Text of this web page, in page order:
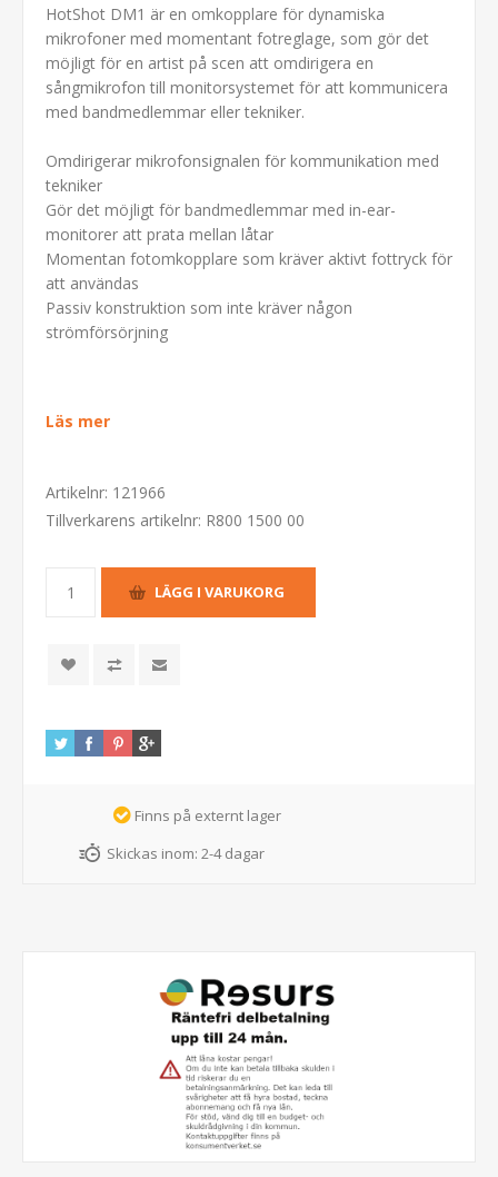
HotShot DM1 är en omkopplare för dynamiska
mikrofoner med momentant fotreglage, som gör det
möjligt för en artist på scen att omdirigera en
sångmikrofon till monitorsystemet för att kommunicera
med bandmedlemmar eller tekniker.
Omdirigerar mikrofonsignalen för kommunikation med
tekniker
Gör det möjligt för bandmedlemmar med in-ear-
monitorer att prata mellan låtar
Momentan fotomkopplare som kräver aktivt fottryck för
att användas
Passiv konstruktion som inte kräver någon
strömförsörjning
Läs mer
Artikelnr: 121966
Tillverkarens artikelnr: R800 1500 00
Finns på externt lager
Skickas inom: 2-4 dagar